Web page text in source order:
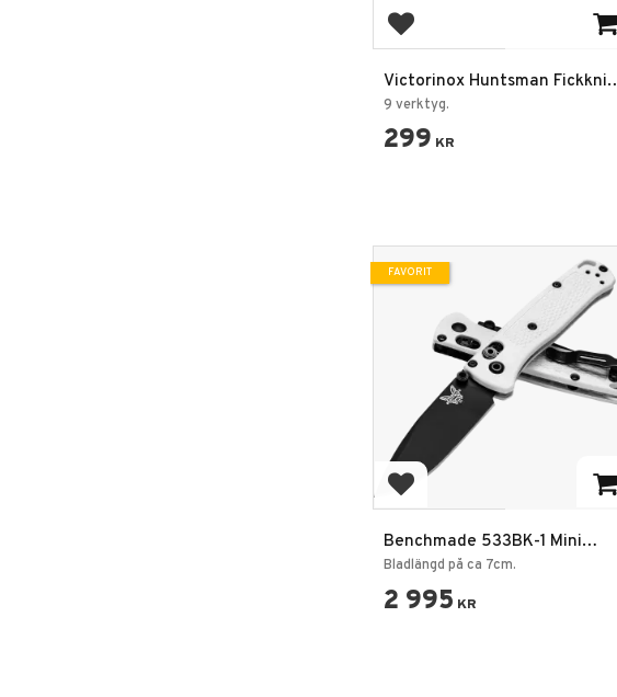
Lägg till i favoriter
Victorinox Huntsman Fickkniv
Rally röd
9 verktyg.
299 KR
Lägg till i favoriter
Benchmade 533BK-1 Mini
Bugout Fällkniv
Bladlängd på ca 7cm.
2 995 KR
FAVORIT